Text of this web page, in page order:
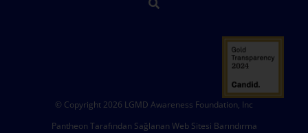
© Copyright 2026 LGMD Awareness Foundation, Inc
Pantheon Tarafından Sağlanan Web Sitesi Barındırma